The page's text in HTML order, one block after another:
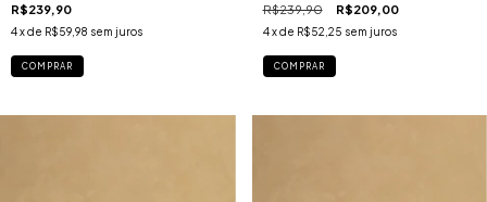
R$239,90
4x de R$59,98 sem juros
COMPRAR
R$239,90 R$209,00
4 x de R$52,25 sem juros
COMPRAR